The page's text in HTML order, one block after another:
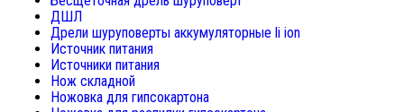
ДШЛ
Дрели шуруповерты аккумуляторные li ion
Источник питания
Источники питания
Нож складной
Ножовка для гипсокартона